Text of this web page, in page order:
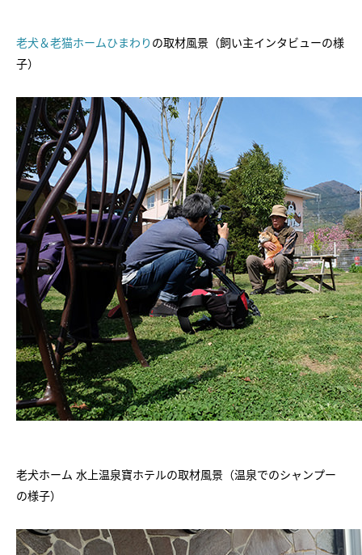
老犬＆老猫ホームひまわり の取材風景（飼い主インタビューの様
子）
老犬ホーム 水上温泉寶ホテルの取材風景（温泉でのシャンプー
の様子）